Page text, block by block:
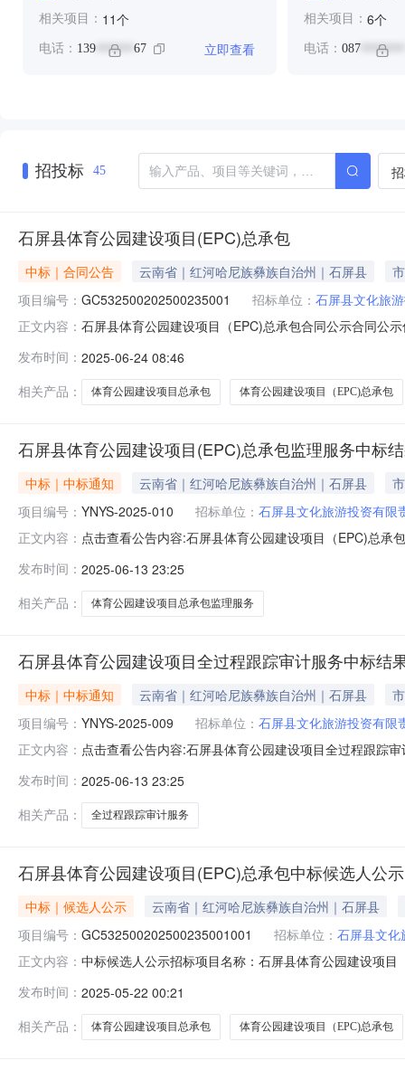
相关项目： 11个
电话： 139 ****** 67 立即查看
相关项目： 6个
电话： 087 *******
招投标 45
石屏县体育公园建设项目(EPC)总承包
中标｜合同公告 云南省｜红河哈尼族彝族自治州｜石屏县
项目编号： GC532500202500235001 招标单位： 石屏县文化旅
正文内容： 石屏县体育公园建设项目（EPC)总承包合同公示合同公
宝秀建筑有限公司//上海传承博华建筑规划设计有限公司
发布时间： 2025-06-24 08:46
相关产品：
体育公园建设项目总承包 体育公园建设项目（EPC)总承包
石屏县体育公园建设项目(EPC)总承包监理服务中标
中标｜中标通知 云南省｜红河哈尼族彝族自治州｜石屏县
项目编号： YNYS-2025-010 招标单位： 石屏县文化旅游投资有限
正文内容： 点击查看公告内容:石屏县体育公园建设项目（EPC)总承
南诺柯工程项目管理有限公司；中标价：￥178000.00
（具体按照
发布时间： 2025-06-13 23:25
相关产品：
体育公园建设项目总承包监理服务
石屏县体育公园建设项目全过程跟踪审计服务中标结
中标｜中标通知 云南省｜红河哈尼族彝族自治州｜石屏县
项目编号： YNYS-2025-009 招标单位： 石屏县文化旅游投资有限
正文内容： 点击查看公告内容:石屏县体育公园建设项目全过程跟踪
价：￥162000.00元（大写：壹拾陆万贰仟元整）；服
家现行法律
发布时间： 2025-06-13 23:25
相关产品：
全过程跟踪审计服务
石屏县体育公园建设项目(EPC)总承包中标候选人公示
中标｜候选人公示
云南省｜红河哈尼族彝族自治州｜石屏县
项目编号： GC532500202500235001001 招标单位： 石屏县文化
正文内容： 中标候选人公示招标项目名称：石屏县体育公园建设项
发区昌源中路73号万科金域17栋招标代理联系人：陈钏
发布时间： 2025-05-22 00:21
相关产品：
体育公园建设项目总承包 体育公园建设项目（EPC)总承包